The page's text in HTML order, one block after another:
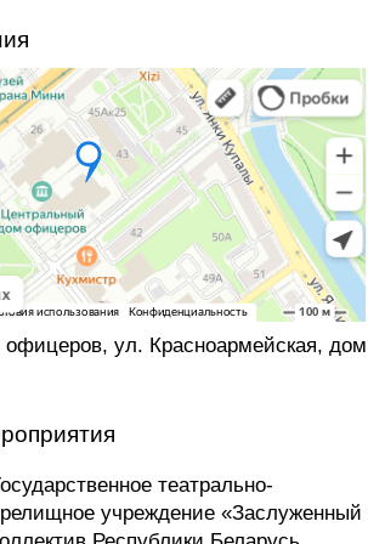
ул. Красноармейская, дом
театрально-
учреждение «Заслуженный